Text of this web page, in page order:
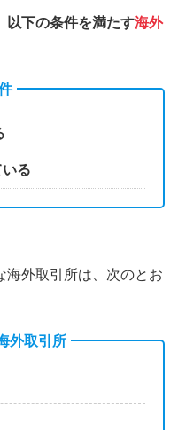
以下の条件を満たす海外
る
海外取引所は、次のとお
外取引所